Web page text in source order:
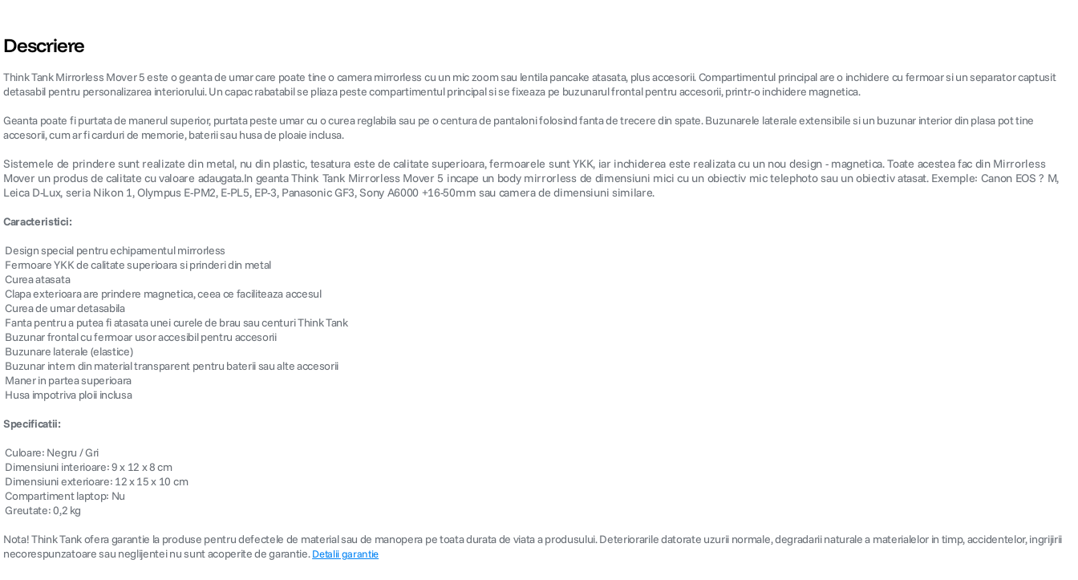
Descriere
Think Tank Mirrorless Mover 5 este o geanta de umar care poate tine o camera mirrorless cu un mic zoom sau lentila pancake atasata, plus accesorii. Compartimentul principal are o inchidere cu fermoar si un separator captusit
detasabil pentru personalizarea interiorului. Un capac rabatabil se pliaza peste compartimentul principal si se fixeaza pe buzunarul frontal pentru accesorii, printr-o inchidere magnetica.
Geanta poate fi purtata de manerul superior, purtata peste umar cu o curea reglabila sau pe o centura de pantaloni folosind fanta de trecere din spate. Buzunarele laterale extensibile si un buzunar interior din plasa pot tine
accesorii, cum ar fi carduri de memorie, baterii sau husa de ploaie inclusa.
Sistemele de prindere sunt realizate din metal, nu din plastic, tesatura este de calitate superioara, fermoarele sunt YKK, iar inchiderea este realizata cu un nou design - magnetica. Toate acestea fac din Mirrorless
Mover un produs de calitate cu valoare adaugata.In geanta Think Tank Mirrorless Mover 5 incape un body mirrorless de dimensiuni mici cu un obiectiv mic telephoto sau un obiectiv atasat. Exemple: Canon EOS ? M,
Leica D-Lux, seria Nikon 1, Olympus E-PM2, E-PL5, EP-3, Panasonic GF3, Sony A6000 +16-50mm sau camera de dimensiuni similare.
Caracteristici:
 Design special pentru echipamentul mirrorless
 Fermoare YKK de calitate superioara si prinderi din metal
 Curea atasata
 Clapa exterioara are prindere magnetica, ceea ce faciliteaza accesul
 Curea de umar detasabila
 Fanta pentru a putea fi atasata unei curele de brau sau centuri Think Tank
 Buzunar frontal cu fermoar usor accesibil pentru accesorii
 Buzunare laterale (elastice)
 Buzunar intern din material transparent pentru baterii sau alte accesorii
 Maner in partea superioara
 Husa impotriva ploii inclusa
Specificatii:
 Culoare: Negru / Gri
 Dimensiuni interioare: 9 x 12 x 8 cm
 Dimensiuni exterioare: 12 x 15 x 10 cm
 Compartiment laptop: Nu
 Greutate: 0,2 kg
Nota! Think Tank ofera garantie la produse pentru defectele de material sau de manopera pe toata durata de viata a produsului. Deteriorarile datorate uzurii normale, degradarii naturale a materialelor in timp, accidentelor, ingrijirii
necorespunzatoare sau neglijentei nu sunt acoperite de garantie.Detalii garantie